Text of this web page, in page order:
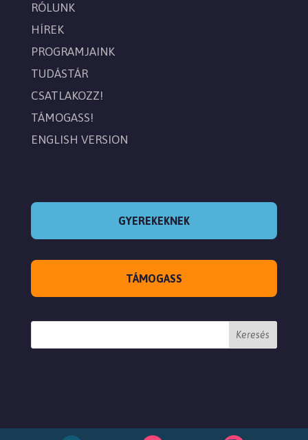
RÓLUNK
HÍREK
PROGRAMJAINK
TUDÁSTÁR
CSATLAKOZZ!
TÁMOGASS!
ENGLISH VERSION
GYEREKEKNEK
TÁMOGASS